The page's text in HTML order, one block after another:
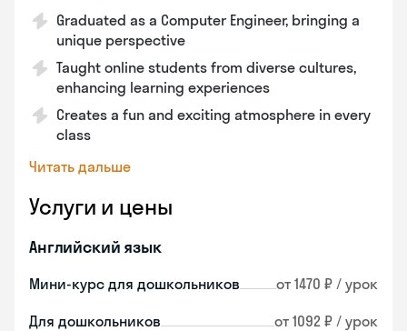
Graduated as a Computer Engineer, bringing a
unique perspective
Taught online students from diverse cultures,
enhancing learning experiences
Creates a fun and exciting atmosphere in every
class
Читать дальше
Услуги и цены
Английский язык
Мини-курс для дошкольников от 1470 ₽ / урок
Для дошкольников от 1092 ₽ / урок